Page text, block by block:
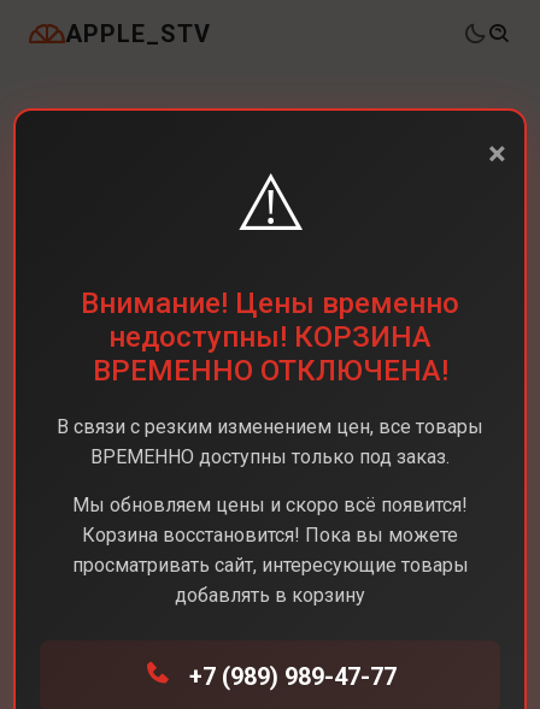
APPLE_STV
Смартфоны Samsung Galaxy S24
×
⚠️
Внимание! Цены временно
недоступны! КОРЗИНА
ВРЕМЕННО ОТКЛЮЧЕНА!
В связи с резким изменением цен, все товары
ВРЕМЕННО доступны только под заказ.
Мы обновляем цены и скоро всё появится!
Корзина восстановится! Пока вы можете
просматривать сайт, интересующие товары
добавлять в корзину
+7 (989) 989-47-77